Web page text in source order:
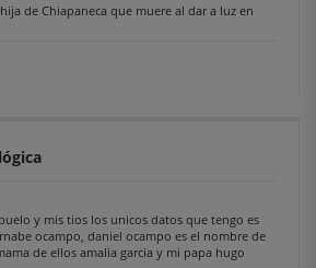
de Chiapaneca que muere al dar a luz en
y mis tios los unicos datos que tengo es
ocampo, daniel ocampo es el nombre de
de ellos amalia garcia y mi papa hugo